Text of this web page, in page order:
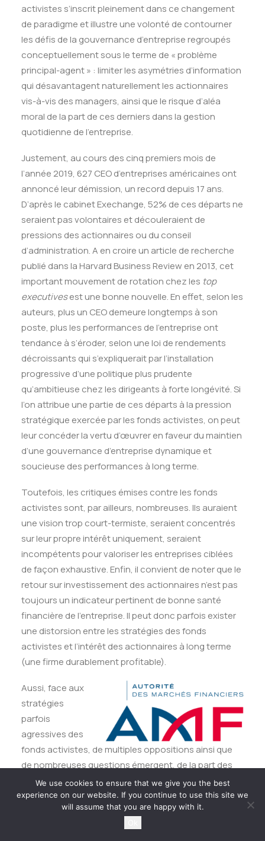
activistes s’inscrit pleinement dans ce changement
de paradigme et illustre une volonté de contourner
les défis de la gouvernance d’entreprise regroupés
conceptuellement sous le terme de « problème
principal-agent » : limiter les asymétries d’information
qui désavantagent naturellement les actionnaires
vis-à-vis des managers, ainsi que le risque d’aléa
moral de la part de ces derniers dans la gestion
quotidienne de l’entreprise.
Justement, au cours des cinq premiers mois de
l’année 2019, 627 CEO d’entreprises américaines ont
annoncé leur démission, un record depuis 17 ans.
D’après le cabinet Exechange, 52% de ces départs ne
seraient pas volontaires et découleraient de
pressions des actionnaires ou du conseil
d’administration. A en croire un article de recherche
publié dans la Harvard Business Review en 2013, cet
important mouvement de rotation chez les top
executivesest une bonne nouvelle. En effet, selon les
auteurs, plus un CEO demeure longtemps à son
poste, plus les performances de l’entreprise ont
tendance à s’éroder, selon une loi de rendements
décroissants qui s’expliquerait par l’installation
progressive d’une politique plus prudente
qu’ambitieuse chez les dirigeants à forte longévité. Si
l’on attribue une partie de ces départs à la pression
stratégique exercée par les fonds activistes, on peut
leur concéder la vertu d’œuvrer en faveur du maintien
d’une gouvernance d’entreprise dynamique et
soucieuse des performances à long terme.
Toutefois, les critiques émises contre les fonds
activistes sont, par ailleurs, nombreuses. Ils auraient
une vision trop court-termiste, seraient concentrés
sur leur propre intérêt uniquement, seraient
incompétents pour valoriser les entreprises ciblées
de façon exhaustive. Enfin, il convient de noter que le
retour sur investissement des actionnaires n’est pas
toujours un indicateur pertinent de bonne santé
financière de l’entreprise. Il peut donc parfois exister
une distorsion entre les stratégies des fonds
activistes et l’intérêt des actionnaires à long terme
(une firme durablement profitable).
Aussi, face aux
stratégies
parfois
agressives des
fonds activistes, de multiples oppositions ainsi que
de nombreuses questions émergent, de la part des
représentants des entreprises et du patronat, des
législateurs et des autorités de régulation. Dans un
rapport publié en janvier 2020, Paris Europlace (le
lobby des entreprises et acteurs de la place
We use cookies to ensure that we give you the best
experience on our website. If you continue to use this site we
will assume that you are happy with it.